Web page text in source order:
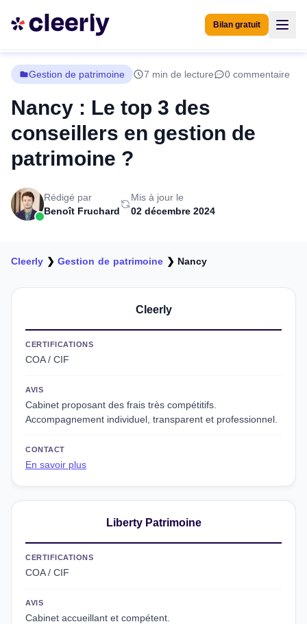
Bilan gratuit
Gestion de patrimoine 7 min de lecture 0 commentaire
Nancy : Le top 3 des
conseillers en gestion de
patrimoine ?
Rédigé par
Benoît Fruchard
Mis à jour le
02 décembre 2024
Cleerly ❯Gestion de patrimoine❯ Nancy
Cleerly
CERTIFICATIONS
COA / CIF
AVIS
Cabinet proposant des frais très compétitifs.
Accompagnement individuel, transparent et professionnel.
CONTACT
En savoir plus
Liberty Patrimoine
CERTIFICATIONS
COA / CIF
AVIS
Cabinet accueillant et compétent.